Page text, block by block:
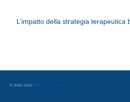
L’impatto della strategia terapeutica
© 2020-2025 – Privacy & Cookie